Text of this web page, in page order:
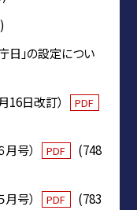
日」の設定につい
16日改訂）
PDF
号）
PDF
(748
号）
PDF
(783